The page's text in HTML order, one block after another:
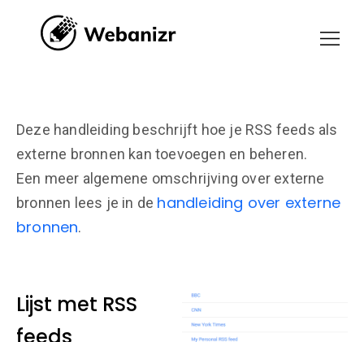
Deze handleiding beschrijft hoe je RSS feeds als
externe bronnen kan toevoegen en beheren.
Een meer algemene omschrijving over externe
bronnen lees je in de handleiding over externe
bronnen.
Lijst met RSS